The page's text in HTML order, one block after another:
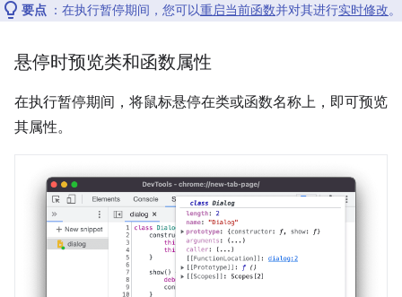
要点 ：在执行暂停期间，您可以重启当前函数并对其进行实时修改。
悬停时预览类和函数属性
在执行暂停期间，将鼠标悬停在类或函数名称上，即可预览
其属性。